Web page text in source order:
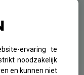
ervaring te
noodzakelijk
en kunnen niet